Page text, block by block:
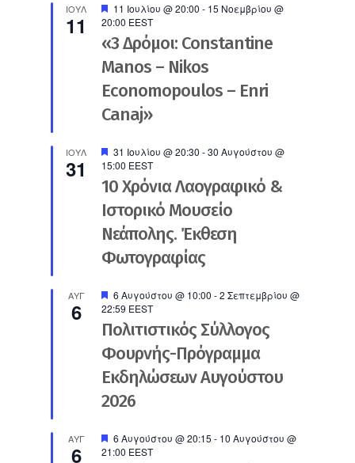
ΙΟΎΛ
11
Προτεινόμενο
11 Ιουλίου @ 20:00 - 15 Νοεμβρίου @
20:00 EEST
«3 Δρόμοι: Constantine
Manos – Nikos
Economopoulos – Enri
Canaj»
ΙΟΎΛ
31
Προτεινόμενο
31 Ιουλίου @ 20:30 -30 Αυγούστου @
15:00 EEST
10 Χρόνια Λαογραφικό &
Ιστορικό Μουσείο
Νεάπολης. Έκθεση
Φωτογραφίας
ΑΥΓ
6
Προτεινόμενο
6 Αυγούστου @ 10:00 -2 Σεπτεμβρίου @
22:59 EEST
Πολιτιστικός Σύλλογος
Φουρνής-Πρόγραμμα
Εκδηλώσεων Αυγούστου
2026
ΑΥΓ
6
Προτεινόμενο
6 Αυγούστου @ 20:15 - 10 Αυγούστου @
21:00 EEST